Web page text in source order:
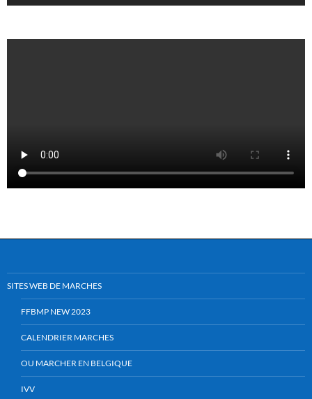
SITES WEB DE MARCHES
FFBMP NEW 2023
CALENDRIER MARCHES
OU MARCHER EN BELGIQUE
IVV